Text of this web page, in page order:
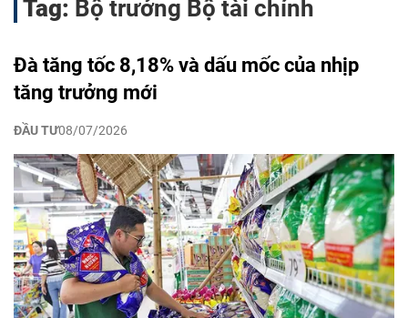
Tag: Bộ trưởng Bộ tài chính
Đà tăng tốc 8,18% và dấu mốc của nhịp
tăng trưởng mới
ĐẦU TƯ08/07/2026